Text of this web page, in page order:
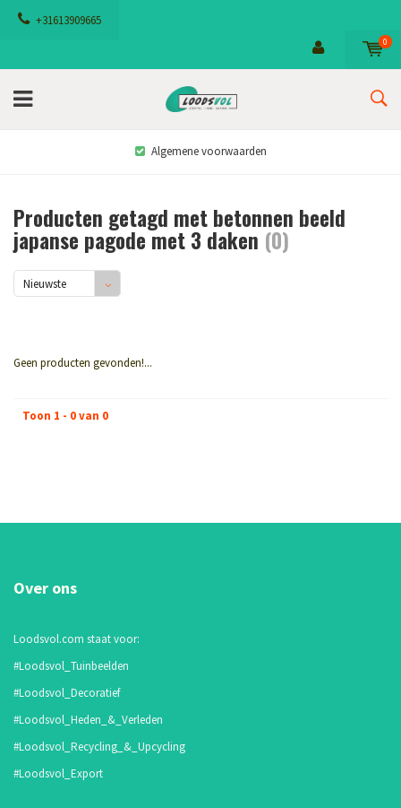
+31613909665
0
Algemene voorwaarden
Producten getagd met betonnen beeld
japanse pagode met 3 daken (0)
Nieuwste
Geen producten gevonden!...
Toon 1 - 0 van 0
Over ons
Loodsvol.com staat voor:
#Loodsvol_Tuinbeelden
#Loodsvol_Decoratief
#Loodsvol_Heden_&_Verleden
#Loodsvol_Recycling_&_Upcycling
#Loodsvol_Export